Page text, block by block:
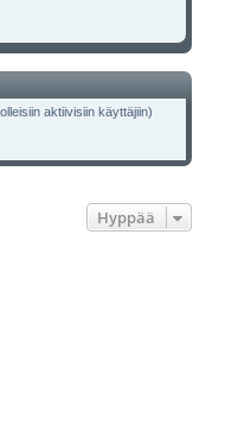
aktiivisiin käyttäjiin)
Hyppää